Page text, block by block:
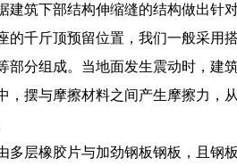
筑下部结构伸缩缝的结构做出针
千斤顶预留位置，我们一般采用
分组成。当地面发生震动时，建
摆与摩擦材料之间产生摩擦力，
层橡胶片与加劲钢板钢板，且钢